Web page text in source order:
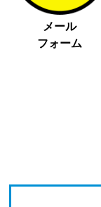
メール
フォーム